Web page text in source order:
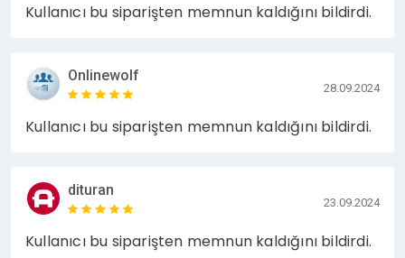
Kullanıcı bu siparişten memnun kaldığını bildirdi.
Onlinewolf
28.09.2024
Kullanıcı bu siparişten memnun kaldığını bildirdi.
dituran
23.09.2024
Kullanıcı bu siparişten memnun kaldığını bildirdi.